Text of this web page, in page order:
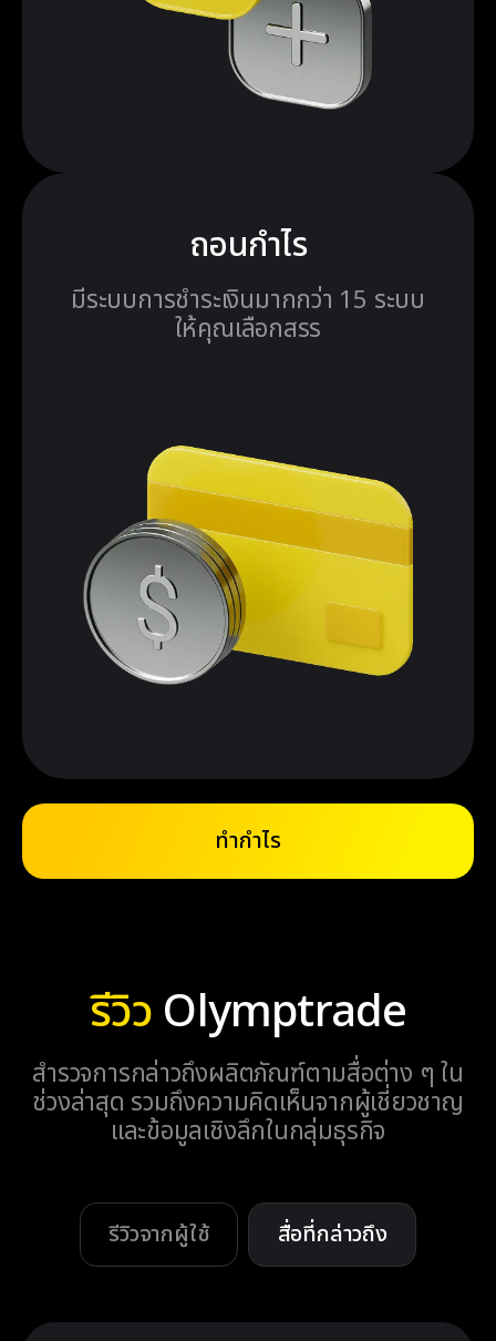
ถอนกำไร
มีระบบการชำระเงินมากกว่า 15 ระบบ
ให้คุณเลือกสรร
ทำกำไร
รีวิว Olymptrade
สำรวจการกล่าวถึงผลิตภัณฑ์ตามสื่อต่าง ๆ ใน
ช่วงล่าสุด รวมถึงความคิดเห็นจากผู้เชี่ยวชาญ
และข้อมูลเชิงลึกในกลุ่มธุรกิจ
รีวิวจากผู้ใช้ สื่อที่กล่าวถึง